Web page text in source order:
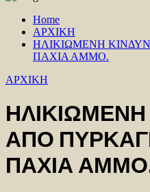
Home
ΑΡΧΙΚΗ
ΗΛΙΚΙΩΜΕΝΗ
ΠΑΧΙΑ ΑΜΜΟ.
ΑΡΧΙΚΗ
ΑΠΟ
ΠΑΧΙΑ